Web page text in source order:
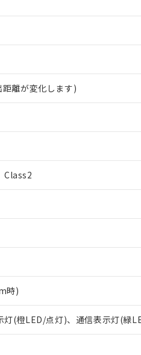
離が変化します)
Class2
時)
灯(橙LED/点灯)、通信表示灯(緑
（10物質）の非含有に対応した
10物質）の非含有に対応した製
指令（10物質）の非含有に非対応